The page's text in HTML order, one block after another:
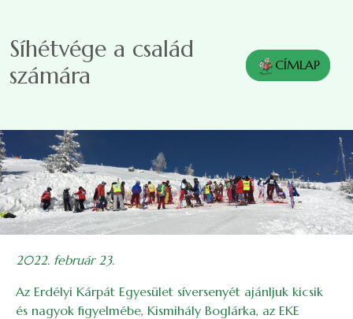
Síhétvége a család
számára
CÍMLAP
2022. február 23.
Az Erdélyi Kárpát Egyesület síversenyét ajánljuk kicsik
és nagyok figyelmébe, Kismihály Boglárka, az EKE